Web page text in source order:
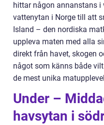
hittar någon annanstans i
vattenytan i Norge till att
Island – den nordiska
uppleva maten med alla
direkt från havet, skogen
något som känns både
de mest unika
Under –
havsytan i